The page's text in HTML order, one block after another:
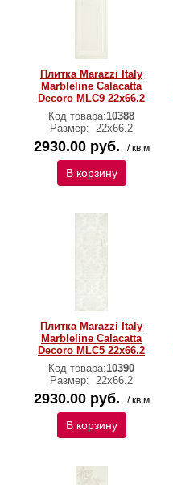
Плитка Marazzi Italy
Marbleline Calacatta
Decoro MLC9 22х66.2
Код товара:10388
Размер: 22х66.2
2930.00 руб. / кв.м
В корзину
Плитка Marazzi Italy
Marbleline Calacatta
Decoro MLC5 22х66.2
Код товара:10390
Размер: 22х66.2
2930.00 руб. / кв.м
В корзину